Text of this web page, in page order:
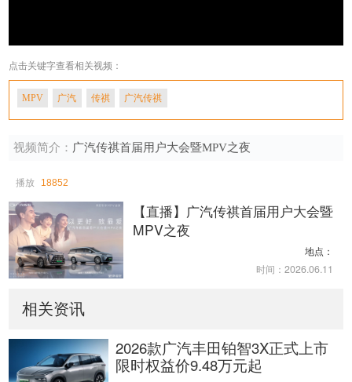
点击关键字查看相关视频：
MPV 广汽 传祺 广汽传祺
视频简介： 广汽传祺首届用户大会暨MPV之夜
播放 18852
广汽传祺首届用户大会暨
MPV之夜
地点：
时间：2026.06.11
相关资讯
2026款广汽丰田铂智3X正式上市
限时权益价9.48万元起